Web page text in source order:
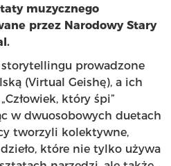
muzycznego
przez Narodowy Stary
prowadzone
(Virtual Geishę), a ich
który śpi”
w dwuosobowych duetach
tworzyli kolektywne,
które nie tylko używa